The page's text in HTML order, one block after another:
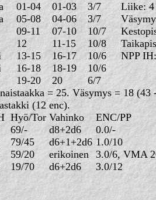
01-04
05-08
09-11
12
13-15
16-18
19-20
01-03
04-06
07-10
11-15
16-17
18-19
20
3/7
3/7
10/7
10/8
10/6
10/6
6/7
Liike: 4
NPP
= 25. Väsymys = 18 (43
(12 enc).
Hyö/Tor
69/-
79/45
59/20
19/70
Vahinko
d8+2d6
d6+1+2d6
erikoinen
d6+2d6
ENC/PP
0.0/-
1.0/10
3.0/6, VMA
3.0/12